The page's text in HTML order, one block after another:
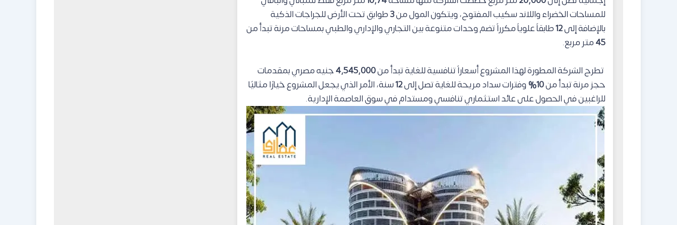
للمساحات الخضراء واللاند سكيب المفتوح، ويتكون المول من3طوابق تحت الأرض للجراجات الذكية
بالإضافة إلى12طابقاً علوياً مكرراً تضم وحدات متنوعة بين التجاري والإداري والطبي بمساحات مرنة تبدأ من
45متر مربع.
تطرح الشركة المطورة لهذا المشروع أسعاراً تنافسية للغاية تبدأ من4,545,000جنيه مصري بمقدمات
حجز مرنة تبدأ من10% وفترات سداد مريحة للغاية تصل إلى12سنة، الأمر الذي يجعل المشروع خيارًا مثاليًا
للراغبين في الحصول على عائد استثماري تنافسي ومستدام في سوق العاصمة الإدارية.